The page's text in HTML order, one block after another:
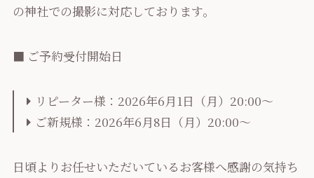
の神社での撮影に対応しております。
■ ご予約受付開始日
リピーター様：2026年6月1日（月）20:00〜
ご新規様：2026年6月8日（月）20:00〜
日頃よりお任せいただいているお客様へ感謝の気持ち